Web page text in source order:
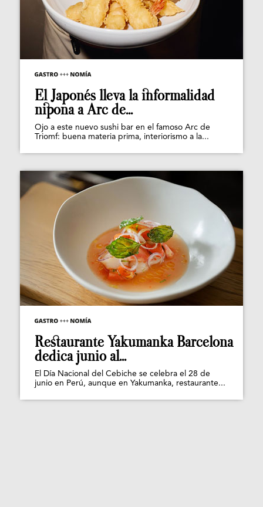
El Japonés lleva la informalidad
nipona a Arc de...
Ojo a este nuevo sushi bar en el famoso Arc de
Triomf: buena materia prima, interiorismo a la...
Restaurante Yakumanka Barcelona
dedica junio al...
El Día Nacional del Cebiche se celebra el 28 de
junio en Perú, aunque en Yakumanka, restaurante...